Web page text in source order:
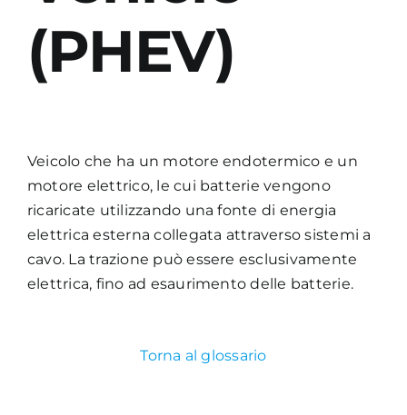
Academy
(PHEV)
Veicolo che ha un motore endotermico e un
motore elettrico, le cui batterie vengono
ricaricate utilizzando una fonte di energia
elettrica esterna collegata attraverso sistemi a
cavo. La trazione può essere esclusivamente
elettrica, fino ad esaurimento delle batterie.
Torna al glossario